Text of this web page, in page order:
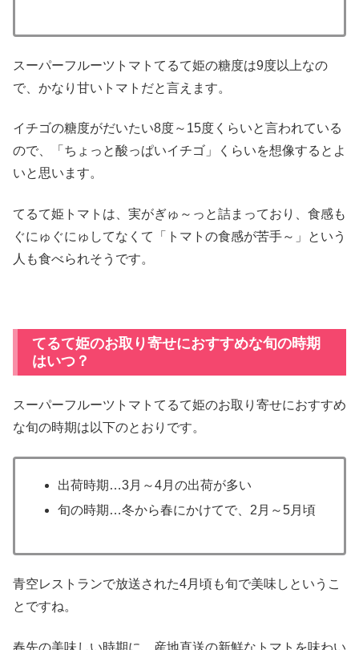
スーパーフルーツトマトてるて姫の糖度は9度以上なの
で、かなり甘いトマトだと言えます。
イチゴの糖度がだいたい8度～15度くらいと言われている
ので、「ちょっと酸っぱいイチゴ」くらいを想像するとよ
いと思います。
てるて姫トマトは、実がぎゅ～っと詰まっており、食感も
ぐにゅぐにゅしてなくて「トマトの食感が苦手～」という
人も食べられそうです。
てるて姫のお取り寄せにおすすめな旬の時期
はいつ？
スーパーフルーツトマトてるて姫のお取り寄せにおすすめ
な旬の時期は以下のとおりです。
出荷時期…3月～4月の出荷が多い
旬の時期…冬から春にかけてで、2月～5月頃
青空レストランで放送された4月頃も旬で美味しというこ
とですね。
春先の美味しい時期に、産地直送の新鮮なトマトを味わい